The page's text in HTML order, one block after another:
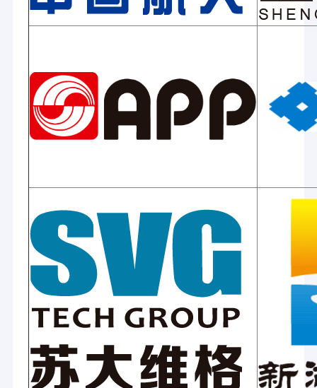
Excursão da fábrica
Controle da qualidade
Máquina de revestimento da laminação da extrusão
Máquina de estratificação da extrusão
Máquina da laminação do revestimento
A Jiangsu Laiyi Packing Machinery Co., Ltd foi fundada em
the industry leader in the forefront of China with
increasing market share in China's extrusion lamination
industry.
A Laiyi constrói máquinas com baixo custo total de
propriedade durante a vida útil do equipamento e menor
menos tempo de inatividade e menos reparos.As linhas
Laiyi têm um custo de exploração mais baixo e um
retorno do investimento mais elevadoCom linhas de alto
desempenho e serviço confiável, estabelecemos
excelentes parcerias comerciais com mais de 600
clientes em todo o mundo.
Na Laiyi, somos apaixonados por ajudar os nossos
clientes a melhorar os seus produtos; somos
apaixonados pelas nossas contribuições para a ciência
nossas contribuições para melhorar a qualidade de vida
através dos produtos que fabricamosCom base na nossa
experiência na indústria de laminação por extrusão,
juntamente com mais parceiros, vamos criar um futuro